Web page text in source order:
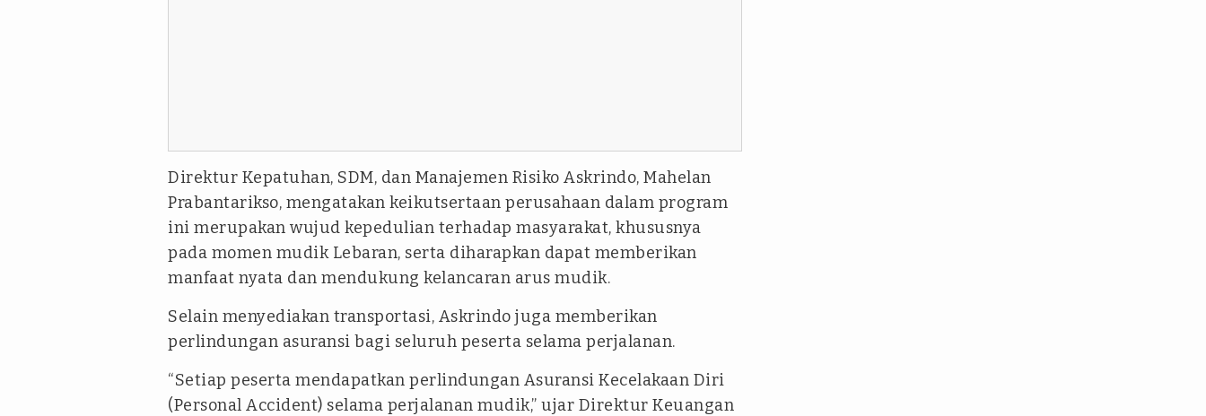
Direktur Kepatuhan, SDM, dan Manajemen Risiko Askrindo, Mahelan
Prabantarikso, mengatakan keikutsertaan perusahaan dalam program
ini merupakan wujud kepedulian terhadap masyarakat, khususnya
pada momen mudik Lebaran, serta diharapkan dapat memberikan
manfaat nyata dan mendukung kelancaran arus mudik.
Selain menyediakan transportasi, Askrindo juga memberikan
perlindungan asuransi bagi seluruh peserta selama perjalanan.
“Setiap peserta mendapatkan perlindungan Asuransi Kecelakaan Diri
(Personal Accident) selama perjalanan mudik,” ujar Direktur Keuangan